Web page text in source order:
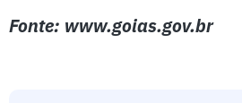
Fonte: www.goias.gov.br